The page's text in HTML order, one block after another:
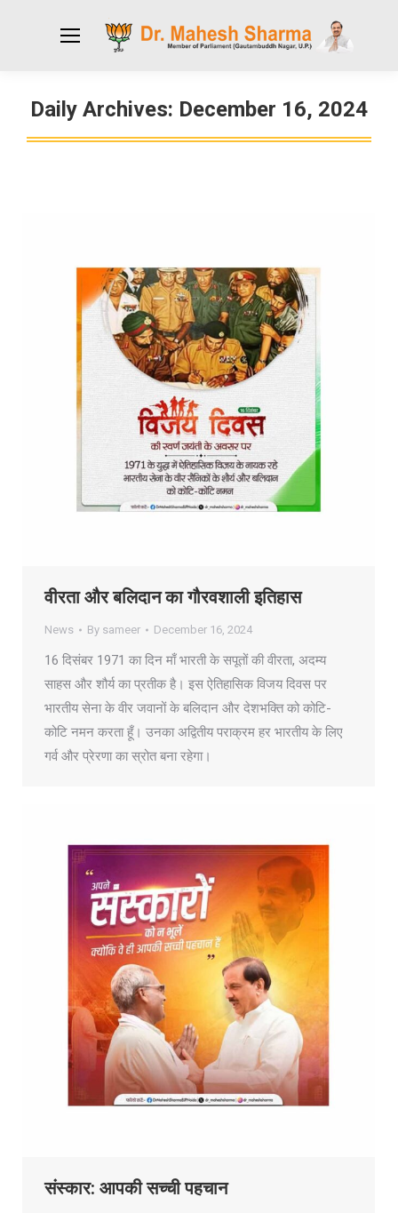
Daily Archives: December 16, 2024
You are here:
वीरता और बलिदान का गौरवशाली इतिहास
News By sameer December 16, 2024
16 दिसंबर 1971 का दिन माँ भारती के सपूतों की वीरता, अदम्य
साहस और शौर्य का प्रतीक है। इस ऐतिहासिक विजय दिवस पर
भारतीय सेना के वीर जवानों के बलिदान और देशभक्ति को कोटि-
कोटि नमन करता हूँ। उनका अद्वितीय पराक्रम हर भारतीय के लिए
गर्व और प्रेरणा का स्रोत बना रहेगा।
संस्कार: आपकी सच्ची पहचान